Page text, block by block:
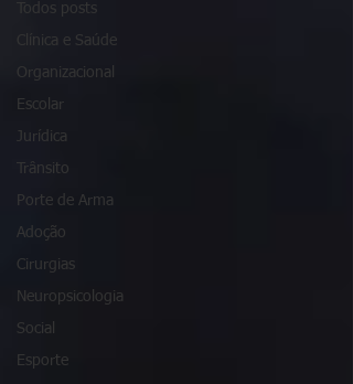
Todos posts
Clínica e Saúde
Organizacional
Escolar
Jurídica
Trânsito
Porte de Arma
Adoção
Cirurgias
Neuropsicologia
Social
Esporte